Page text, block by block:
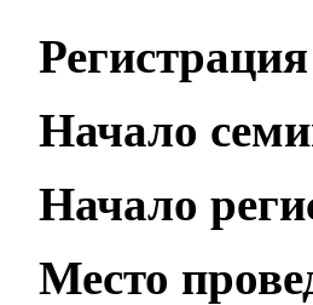
Начало
Начало
Место